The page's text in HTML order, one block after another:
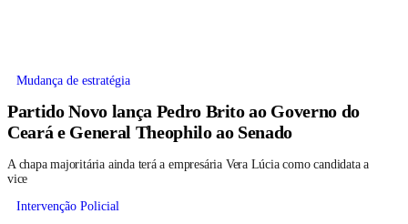
Mudança de estratégia
Partido Novo lança Pedro Brito ao Governo do
Ceará e General Theophilo ao Senado
A chapa majoritária ainda terá a empresária Vera Lúcia como candidata a
vice
Intervenção Policial